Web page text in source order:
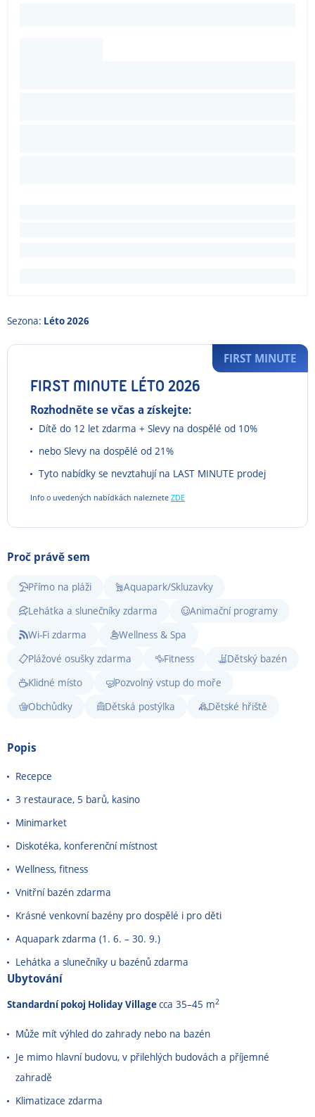
Sezona: Léto 2026
FIRST MINUTE LÉTO 2026
Rozhodněte se včas a získejte:
Dítě do 12 let zdarma + Slevy na dospělé od 10%
nebo Slevy na dospělé od 21%
Tyto nabídky se nevztahují na LAST MINUTE prodej
Info o uvedených nabídkách naleznete ZDE
FIRST MINUTE
Proč právě sem
Přímo na pláži
Aquapark/Skluzavky
Lehátka a slunečníky zdarma
Animační programy
Wi-Fi zdarma
Wellness & Spa
Plážové osušky zdarma
Fitness
Dětský bazén
Klidné místo
Pozvolný vstup do moře
Obchůdky
Dětská postýlka Dětské hřiště
Popis
Recepce
3 restaurace, 5 barů, kasino
Minimarket
Diskotéka, konferenční místnost
Wellness, fitness
Vnitřní bazén zdarma
Krásné venkovní bazény pro dospělé i pro děti
Aquapark zdarma (1. 6. – 30. 9.)
Lehátka a slunečníky u bazénů zdarma
Ubytování
Standardní pokoj Holiday Villagecca 35–45 m2
Může mít výhled do zahrady nebo na bazén
Je mimo hlavní budovu, v přilehlých budovách a příjemné
zahradě
Klimatizace zdarma